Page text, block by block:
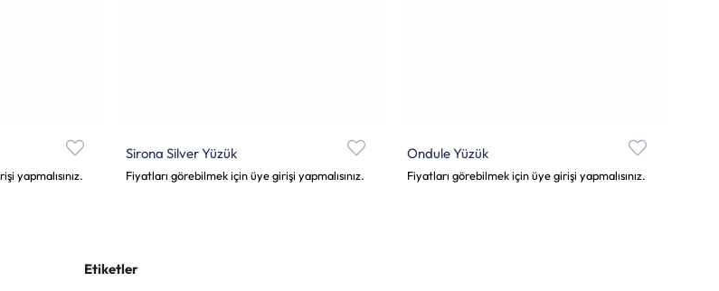
yapmalısınız.
Sirona Silver Yüzük
Fiyatları görebilmek için üye girişi yapmalısınız.
Ondule Yüzük
Fiyatları görebilmek için üye girişi yapmalısınız.
Etiketler